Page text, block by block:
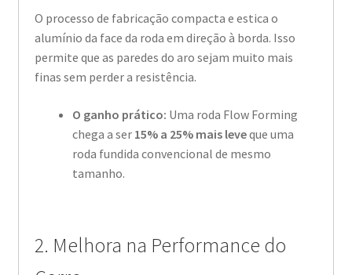
O processo de fabricação compacta e estica o
alumínio da face da roda em direção à borda. Isso
permite que as paredes do aro sejam muito mais
finas sem perder a resistência.
O ganho prático: Uma roda Flow Forming
chega a ser 15% a 25% mais leveque uma
roda fundida convencional de mesmo
tamanho.
2. Melhora na Performance do